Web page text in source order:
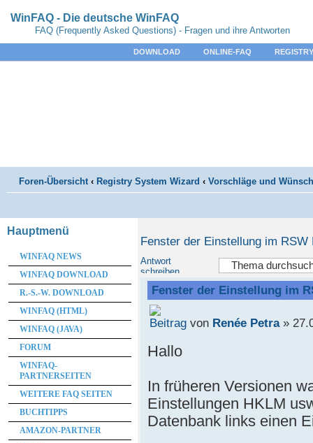
WinFAQ - Die deutsche WinFAQ
FAQ (Frequently Asked Questions) - Fragen und ihre Antworten
DOWNLOAD ONLINE-FAQ
Foren-Übersicht ‹ Registry System Wizard ‹ Vorschläge und
Fenster der Einstellung im RSW
Antwort
schreiben
Fenster der Einstellung im
von Renée Petra»
Hallo
In früheren Versionen
Einstellungen HKLM
Datenbank links einen
Hauptmenü
WINFAQ NEWS
WINFAQ DOWNLOAD
R.-S.-W. DOWNLOAD
WINFAQ (HTML)
WINFAQ (JAVA)
FORUM
WINFAQ-
PARTNERSEITEN
WEITERE FAQ SEITEN
BUCHTIPPS
AMAZON-PARTNER